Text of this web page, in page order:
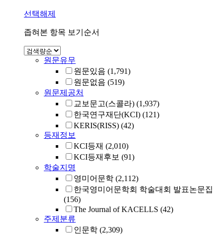
선택해제
좁혀본 항목 보기순서
원문유무
원문있음 (1,791)
원문없음 (519)
원문제공처
교보문고(스콜라) (1,937)
한국연구재단(KCI) (121)
KERIS(RISS) (42)
등재정보
KCI등재 (2,010)
KCI등재후보 (91)
학술지명
영미어문학 (2,112)
한국영미어문학회 학술대회 발표논문집
(156)
The Journal of KACELLS (42)
주제분류
인문학 (2,309)